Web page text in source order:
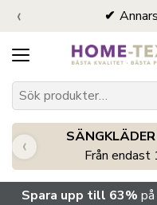
‹
Från endast
‹
Spara upp till 63%